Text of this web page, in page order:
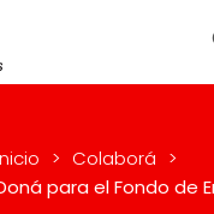
> Colaborá >
para el Fondo de